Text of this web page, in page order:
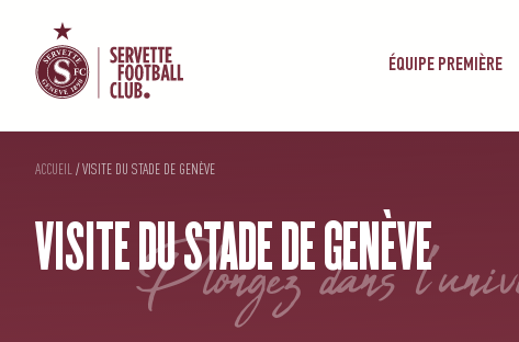
ÉQUIPE PREMIÈRE
ACCUEIL /VISITE DU STADE DE GENÈVE
VISITE DU STADE DE GENÈVE
plongez dans